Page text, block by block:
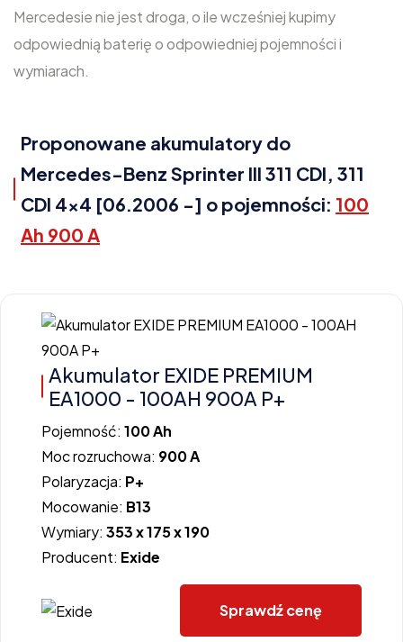
Mercedesie nie jest droga, o ile wcześniej kupimy
odpowiednią baterię o odpowiedniej pojemności i
wymiarach.
Proponowane akumulatory do
Mercedes-Benz Sprinter III 311 CDI, 311
CDI 4x4 [06.2006 -] o pojemności: 100
Ah 900 A
Akumulator EXIDE PREMIUM
EA1000 - 100AH 900A P+
Pojemność: 100 Ah
Moc rozruchowa: 900 A
Polaryzacja: P+
Mocowanie: B13
Wymiary: 353 x 175 x 190
Producent: Exide
Sprawdź cenę